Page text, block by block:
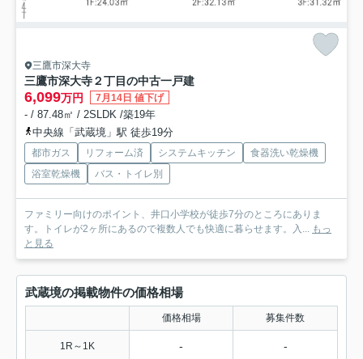
三鷹市深大寺
三鷹市深大寺２丁目の中古一戸建
6,099万円 7月14日 値下げ
- / 87.48㎡ / 2SLDK /築19年
中央線「武蔵境」駅 徒歩19分
都市ガス リフォーム済 システムキッチン
食器洗い乾燥機
浴室乾燥機
バス・トイレ別
ファミリー向けのポイント、井口小学校が徒歩7分のところにありま
す。トイレが2ヶ所にあるので複数人でも快適に暮らせます。入... もっ
と見る
武蔵境の掲載物件の価格相場
価格相場 募集件数
1R～1K - -